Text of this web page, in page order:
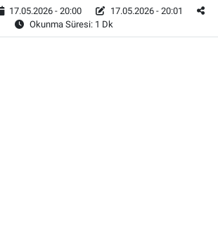
17.05.2026 - 20:00
17.05.2026 - 20:01
Okunma Süresi: 1 Dk